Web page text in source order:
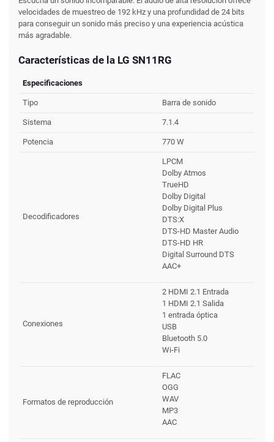
velocidades de muestreo de 192 kHz y una profundidad de 24 bits
para conseguir un sonido más preciso y una experiencia acústica
más agradable.
Características de la LG SN11RG
Especificaciones
Tipo Barra de sonido
Sistema 7.1.4
Potencia 770 W
Decodificadores
LPCM
Dolby Atmos
TrueHD
Dolby Digital
Dolby Digital Plus
DTS:X
DTS-HD Master Audio
DTS-HD HR
Digital Surround DTS
AAC+
Conexiones
2 HDMI 2.1 Entrada
1 HDMI 2.1 Salida
1 entrada óptica
USB
Bluetooth 5.0
Wi-Fi
Formatos de reproducción
FLAC
OGG
WAV
MP3
AAC